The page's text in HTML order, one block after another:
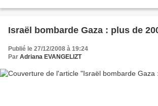
Israël bombarde Gaza : plus de
Publié le 27/12/2008 à 19:24
Par Adriana EVANGELIZT